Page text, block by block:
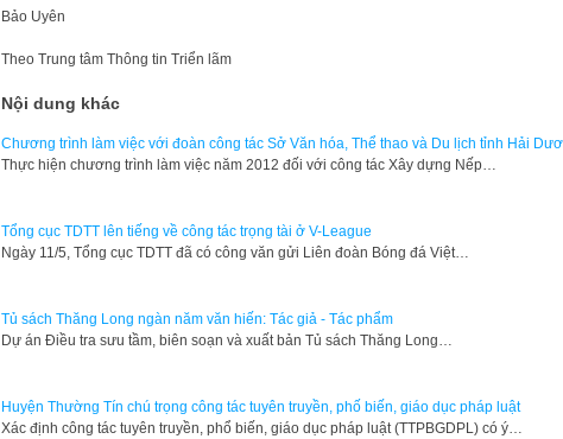
Bảo Uyên
Theo Trung tâm Thông tin Triển lãm
Nội dung khác
Chương trình làm việc với đoàn công tác Sở Văn hóa, Thể thao và Du lịch tỉnh Hải
​Thực hiện chương trình làm việc năm 2012 đối với công tác Xây dựng Nếp…
Tổng cục TDTT lên tiếng về công tác trọng tài ở V-League
Ngày 11/5, Tổng cục TDTT đã có công văn gửi Liên đoàn Bóng đá Việt…
Tủ sách Thăng Long ngàn năm văn hiến: Tác giả - Tác phẩm
​Dự án Điều tra sưu tầm, biên soạn và xuất bản Tủ sách Thăng Long…
Huyện Thường Tín chú trọng công tác tuyên truyền, phố biến, giáo dục pháp luật
Xác định công tác tuyên truyền, phổ biến, giáo dục pháp luật (TTPBGDPL) có ý…